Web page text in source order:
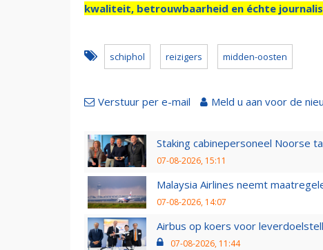
kwaliteit, betrouwbaarheid en échte
schiphol reizigers midden-oosten
Verstuur per e-mail Meld u aan voor de
Staking cabinepersoneel Noorse
07-08-2026, 15:11
Malaysia Airlines neemt
07-08-2026, 14:07
Airbus op koers voor
07-08-2026, 11:44